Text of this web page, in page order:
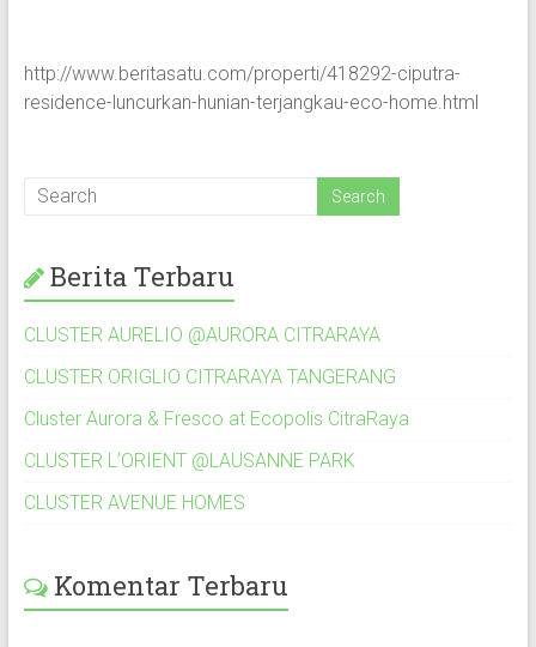
http://www.beritasatu.com/properti/418292-ciputra-
residence-luncurkan-hunian-terjangkau-eco-home.html
Berita Terbaru
CLUSTER AURELIO @AURORA CITRARAYA
CLUSTER ORIGLIO CITRARAYA TANGERANG
Cluster Aurora & Fresco at Ecopolis CitraRaya
CLUSTER L’ORIENT @LAUSANNE PARK
CLUSTER AVENUE HOMES
Komentar Terbaru